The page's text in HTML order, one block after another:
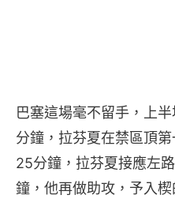
巴塞這場毫不留手，上
分鐘，拉芬夏在禁區頂
25分鐘，拉芬夏接應左
鐘，他再做助攻，予入